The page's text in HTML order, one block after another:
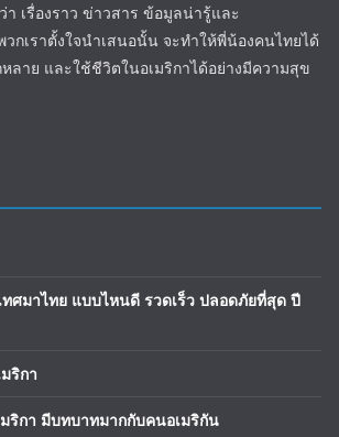
า เรื่องราว ข่าวสาร ข้อมูลน่ารู้และ
กเราตั้งใจนำเสนอนั้น จะทำให้พี่น้องคนไทยได้
ลาย และใช้ชีวิตในอเมริกาได้อย่างมีความสุข
ทศมาไทย แบบไหนดี รวดเร็ว ปลอดภัยที่สุด ปี
ริกา
ริกา มีบทบาทมากกับคนอเมริกัน